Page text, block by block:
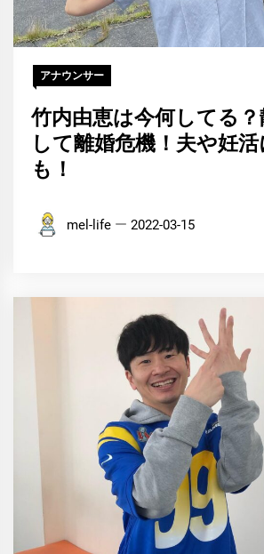
アナウンサー
竹内由恵は今何してる
して離婚危機！夫や妊
も！
mel-life 2022-03-15